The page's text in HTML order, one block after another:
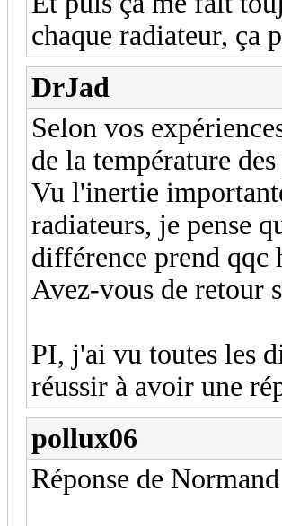
chaque radiateur, ça
DrJad
Selon vos
de la température
Vu l'inertie
radiateurs, je pense
différence prend qqc
Avez-vous de retour
PI, j'ai vu toutes les
réussir à avoir une
pollux06
Réponse de